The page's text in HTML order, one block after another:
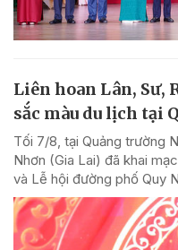
Liên hoan Lân, Sư,
sắc màu du lịch tại
Tối 7/8, tại Quảng trường
Nhơn (Gia Lai) đã khai
và Lễ hội đường phố Quy